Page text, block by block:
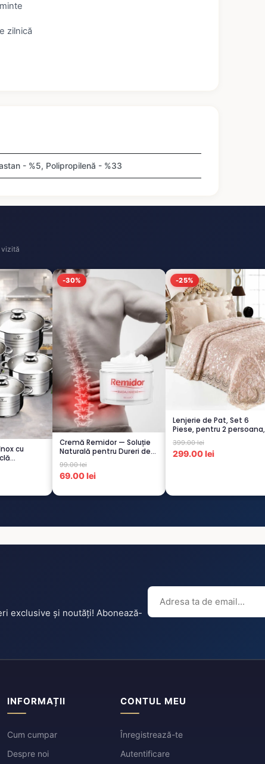
zilnică
- %5, Polipropilenă - %33
vizită
cu
-30%
Cremă Remidor — Soluție
Naturală pentru Dureri de
Spate...
99.00 lei
69.00 lei
-25%
Lenjerie de Pat, Set 6
Piese, pentru 2 persoana,
CAPUCI...
399.00 lei
299.00 lei
exclusive și noutăți! Abonează-
INFORMAȚII
Cum cumpar
Despre noi
CONTUL MEU
Înregistrează-te
Autentificare